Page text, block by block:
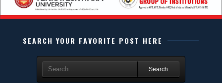
SEARCH YOUR FAVORITE POST HERE
Search